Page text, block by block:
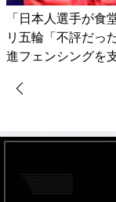
「日本人選手が
リ五輪「不評だっ
進フェンシングを